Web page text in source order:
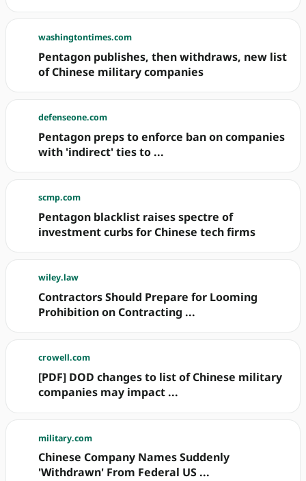
washingtontimes.com
Pentagon publishes, then withdraws, new list
of Chinese military companies
defenseone.com
Pentagon preps to enforce ban on companies
with 'indirect' ties to ...
scmp.com
Pentagon blacklist raises spectre of
investment curbs for Chinese tech firms
wiley.law
Contractors Should Prepare for Looming
Prohibition on Contracting ...
crowell.com
[PDF] DOD changes to list of Chinese military
companies may impact ...
military.com
Chinese Company Names Suddenly
'Withdrawn' From Federal US ...